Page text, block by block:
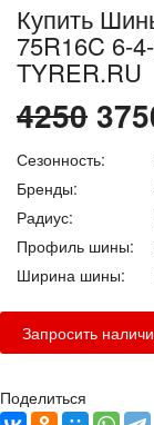
Купить
75R16C 6-
TYRER.RU
4250
Сезонность:
Бренды:
Радиус:
Профиль шины:
Ширина шины:
Поделиться